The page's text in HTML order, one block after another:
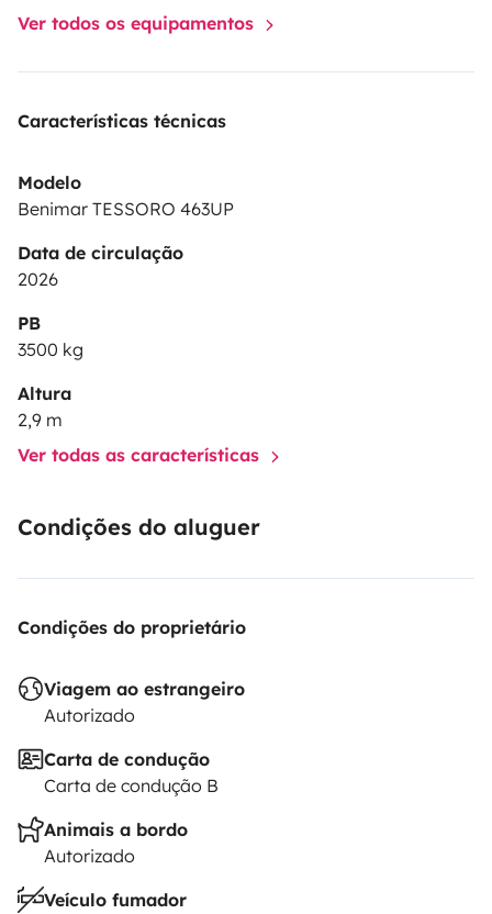
Ver todos os equipamentos
Características técnicas
Modelo
Benimar TESSORO 463UP
Data de circulação
2026
PB
3500 kg
Altura
2,9 m
Ver todas as características
Condições do aluguer
Condições do proprietário
Viagem ao estrangeiro
Autorizado
Carta de condução
Carta de condução B
Animais a bordo
Autorizado
Veículo fumador